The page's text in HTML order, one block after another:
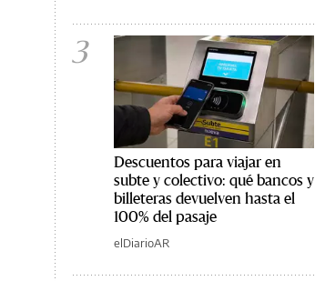
3
Descuentos para viajar en
subte y colectivo: qué bancos y
billeteras devuelven hasta el
100% del pasaje
elDiarioAR